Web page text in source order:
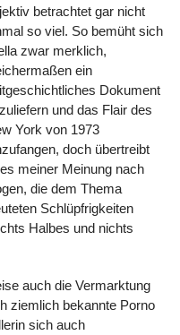
betrachtet gar nicht
so viel. So bemüht sich
zwar merklich,
ein
Dokument
und das Flair des
York von 1973
doch übertreibt
meiner Meinung nach
die dem Thema
Schlüpfrigkeiten
Halbes und nichts
auch die Vermarktung
ziemlich bekannte Porno
sich auch